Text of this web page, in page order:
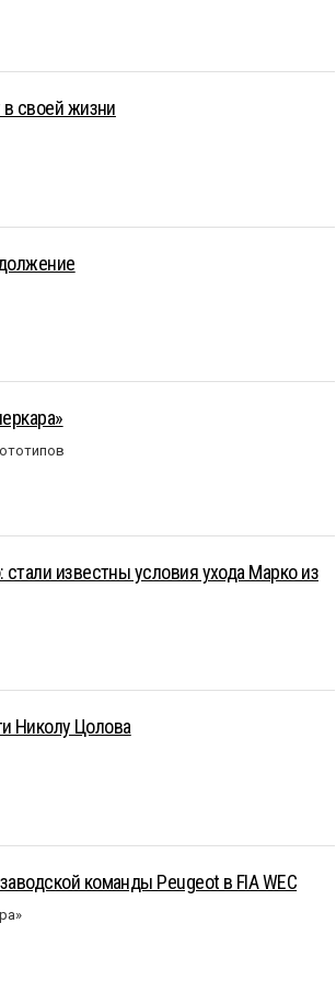
в своей жизни
известны условия ухода Марко из
Николу Цолова
команды Peugeot в FIA WEC